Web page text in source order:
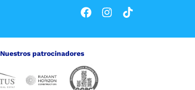
Nuestros patrocinadores